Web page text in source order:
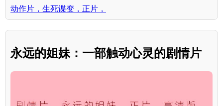
动作片，生死谍变，正片，
永远的姐妹：一部触动心灵的剧情片